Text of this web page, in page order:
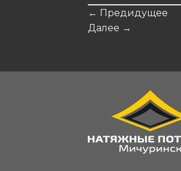
← Предидущее
Далее →